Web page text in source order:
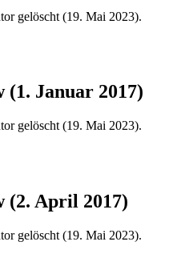
gelöscht (19. Mai 2023).
(1. Januar 2017)
gelöscht (19. Mai 2023).
(2. April 2017)
gelöscht (19. Mai 2023).